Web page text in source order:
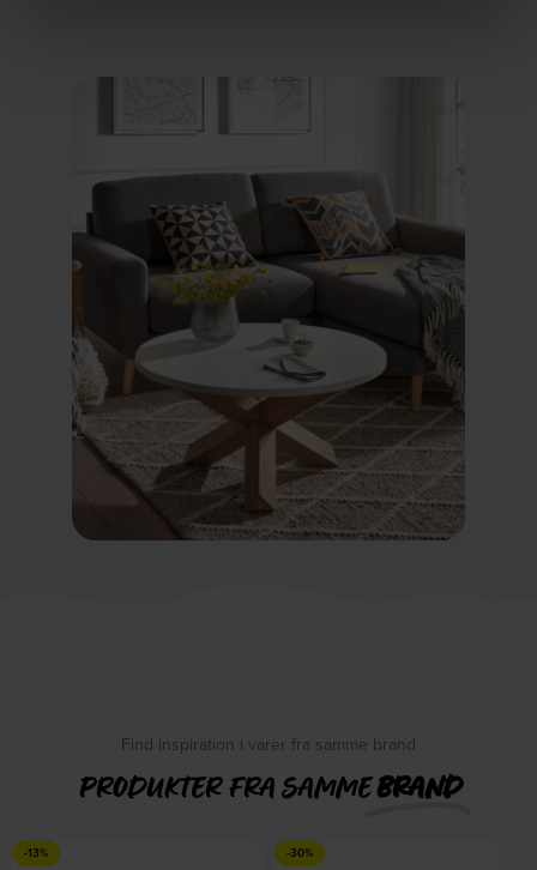
Find inspiration i varer fra samme brand
PRODUKTER FRA SAMMEBRAND
-13% -30%